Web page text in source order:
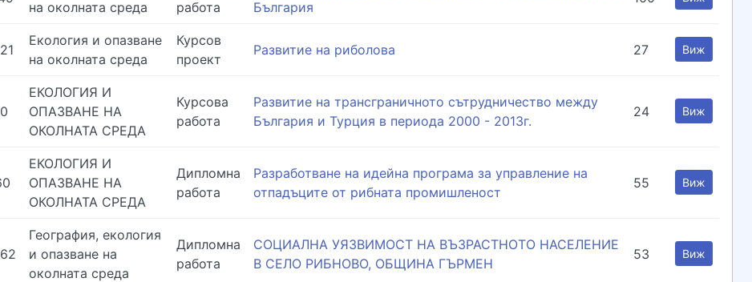
на околната среда
работа
България
Екология и опазване
на околната среда
Курсов
проект
Развитие на риболова 27 Виж
ЕКОЛОГИЯ И
ОПАЗВАНЕ НА
ОКОЛНАТА СРЕДА
Курсова
работа
Развитие на трансграничното сътрудничество между
България и Турция в периода 2000 - 2013г.
24 Виж
ЕКОЛОГИЯ И
ОПАЗВАНЕ НА
ОКОЛНАТА СРЕДА
Дипломна
работа
Разработване на идейна програма за управление на
отпадъците от рибната промишленост
55 Виж
География, екология
и опазване на
околната среда
Дипломна
работа
СОЦИАЛНА УЯЗВИМОСТ НА ВЪЗРАСТНОТО НАСЕЛЕНИЕ
В СЕЛО РИБНОВО, ОБЩИНА ГЪРМЕН
53 Виж